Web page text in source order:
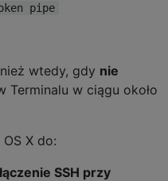
pipe
wtedy, gdy nie
Terminalu w ciągu około
X do:
SSH przy